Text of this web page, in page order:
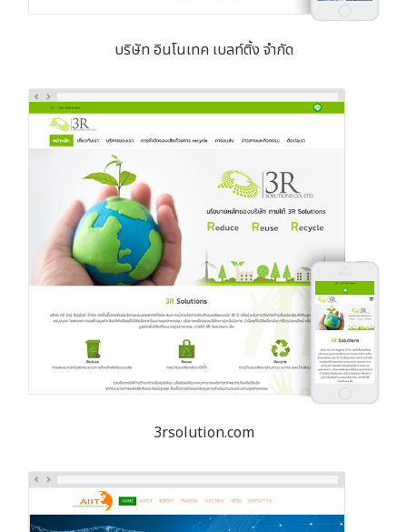
บริษัท อินโนเทค เบลท์ติ้ง จำกัด
3rsolution.com